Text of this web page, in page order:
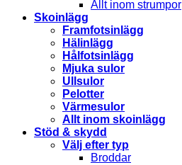
Allt inom strumpor
Skoinlägg
Framfotsinlägg
Hälinlägg
Hålfotsinlägg
Mjuka sulor
Ullsulor
Pelotter
Värmesulor
Allt inom skoinlägg
Stöd & skydd
Välj efter typ
Broddar